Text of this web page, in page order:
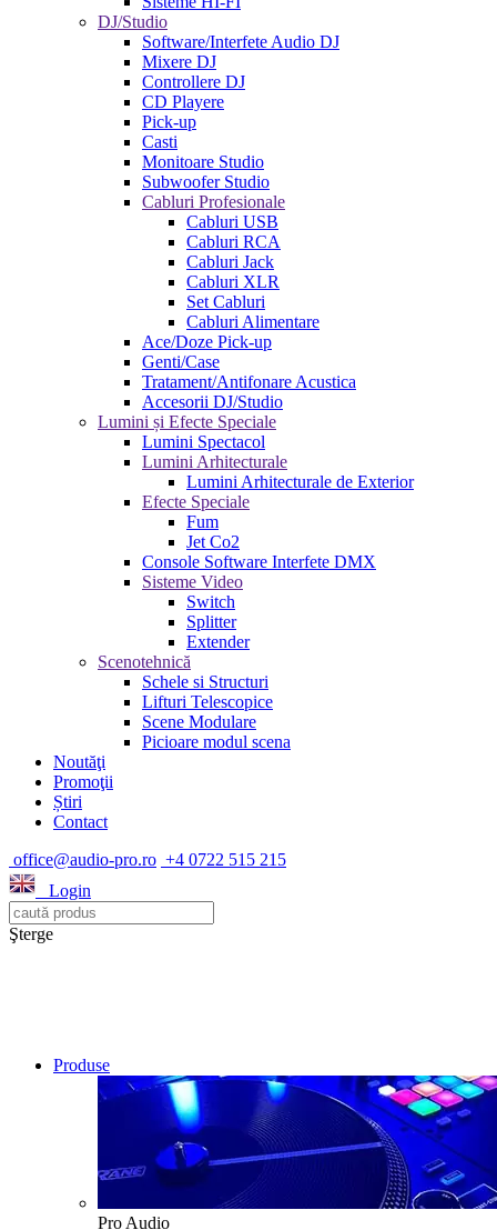
DJ/Studio
Software/Interfete Audio DJ
Mixere DJ
Controllere DJ
CD Playere
Pick-up
Casti
Monitoare Studio
Subwoofer Studio
Cabluri Profesionale
Cabluri USB
Cabluri RCA
Cabluri Jack
Cabluri XLR
Set Cabluri
Cabluri Alimentare
Ace/Doze Pick-up
Genti/Case
Tratament/Antifonare Acustica
Accesorii DJ/Studio
Lumini și Efecte Speciale
Lumini Spectacol
Lumini Arhitecturale
Lumini Arhitecturale de Exterior
Efecte Speciale
Fum
Jet Co2
Console Software Interfete DMX
Sisteme Video
Switch
Splitter
Extender
Scenotehnică
Schele si Structuri
Lifturi Telescopice
Scene Modulare
Picioare modul scena
Noutăţi
Promoţii
Știri
Contact
office@audio-pro.ro +4 0722 515 215
Login
Şterge
Produse
Pro Audio